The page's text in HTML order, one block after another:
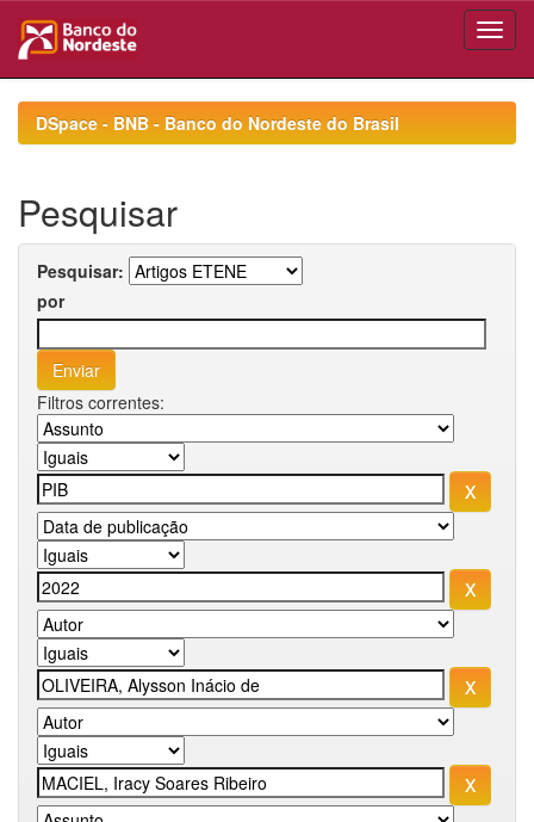
navigationDSpace - BNB - Banco do Nordeste do Brasil
Pesquisar
Pesquisar:
por
Filtros correntes: